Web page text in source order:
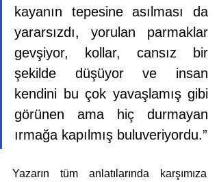
kayanın tepesine asılması da
yararsızdı, yorulan parmaklar
gevşiyor, kollar, cansız bir
şekilde düşüyor ve insan
kendini bu çok yavaşlamış gibi
görünen ama hiç durmayan
ırmağa kapılmış buluveriyordu.”
Yazarın tüm anlatılarında karşımıza